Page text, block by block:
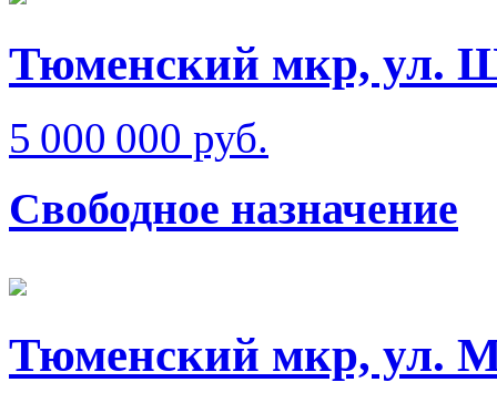
Тюменский мкр, ул.
5 000 000 руб.
Свободное назначение
Тюменский мкр, ул.